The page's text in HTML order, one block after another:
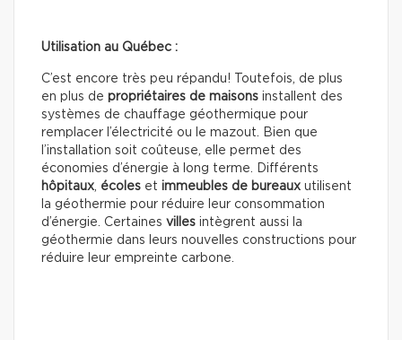
Utilisation au Québec :
C’est encore très peu répandu! Toutefois, de plus
en plus de propriétaires de maisons installent des
systèmes de chauffage géothermique pour
remplacer l’électricité ou le mazout. Bien que
l’installation soit coûteuse, elle permet des
économies d’énergie à long terme. Différents
hôpitaux, écoles et immeubles de bureaux utilisent
la géothermie pour réduire leur consommation
d’énergie. Certaines villes intègrent aussi la
géothermie dans leurs nouvelles constructions pour
réduire leur empreinte carbone.